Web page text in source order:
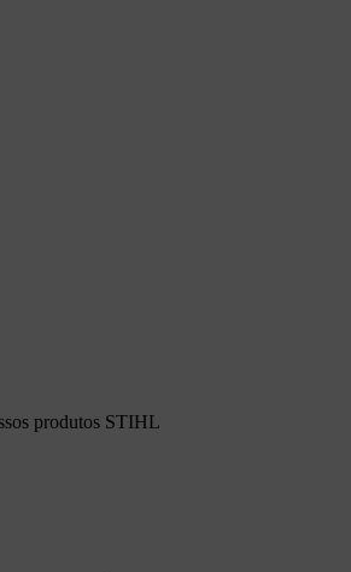
produtos STIHL